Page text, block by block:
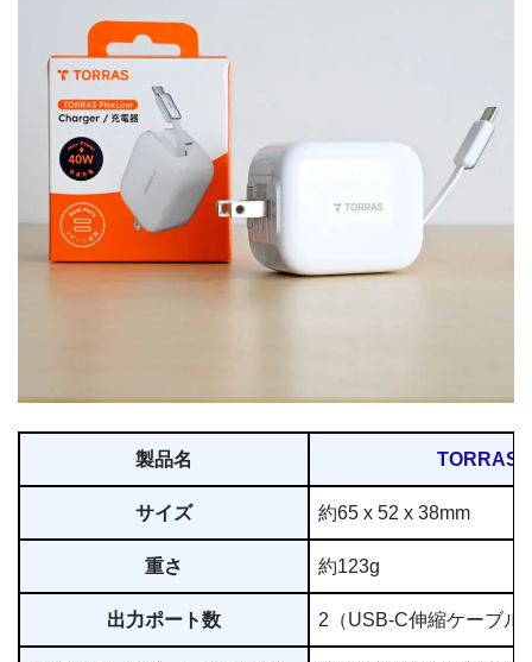
製品名 TORRAS
サイズ 約65 x 52 x 38mm
重さ 約123g
出力ポート数 2（USB-C伸縮ケーブル